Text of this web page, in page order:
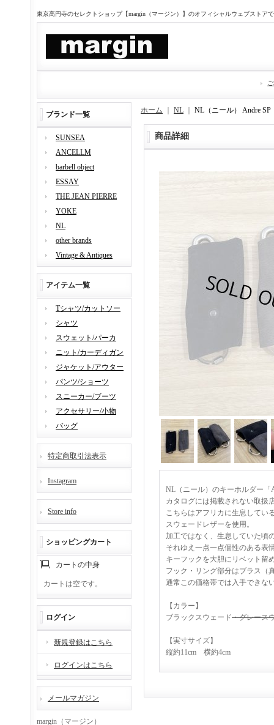
東京高円寺のセレクトショップ【margin（マージン）】のオフィシャルウェブストア
ブランド一覧
SUNSEA
ANCELLM
barbell object
ESSAY
THE JEAN PIERRE
YOKE
NL
other brands
Vintage & Antiques
アイテム一覧
Tシャツ/カットソー
シャツ
スウェット/パーカ
ニット/カーディガン
ジャケット/アウター
パンツ/ショーツ
スニーカー/ブーツ
アクセサリー/小物
バッグ
特定商取引法表示
Instagram
Store info
ショッピングカート
カートの中身
カートは空です。
ログイン
新規登録はこちら
ログインはこちら
メールマガジン
margin（マージン）
ホーム NL NL（ニール） Andre
商品詳細
NL（ニール）のキーホルダー「
カタログには掲載されない取扱
こちらはアフリカに生息してい
スウェードレザーを使用。
加工ではなく、生息していた頃
それゆえ一点一点個性のある表
キーフックを大胆にリベット留
フック・リング部分はブラス（
通常この価格帯では入手できな
【カラー】
ブラックスウェード・グレース
【実寸サイズ】
縦約11cm 横約4cm